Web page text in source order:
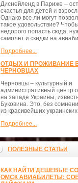
Диснейленд в Париже –
счастья для детей и
Однако все ли могут
такое удовольствие? Чтобы
недорого попасть сюда,
самолет и скидки на
Подробнее...
ОТДЫХ И ПРОЖИВАНИЕ
ЧЕРНОВЦАХ
Черновцы – культурный и
административный центр
на западе Украины,
Буковина. Это, без
из красивейших
Подробнее...
ПОЛЕЗНЫЕ СТАТЬИ
КАК НАЙТИ ДЕШЕВЫЕ
ОМСК АВИАБИЛЕТЫ: